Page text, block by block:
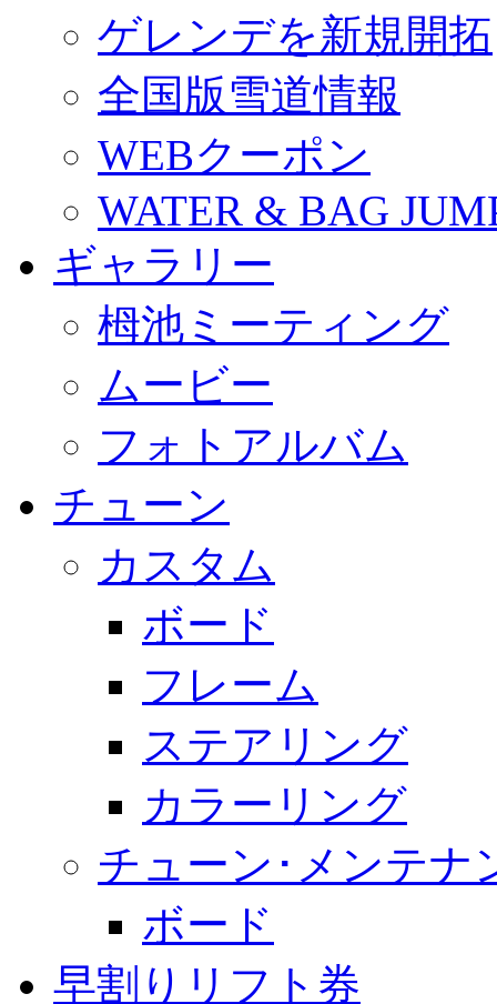
ゲレンデを新規開拓
全国版雪道情報
WEBクーポン
WATER & BAG
ギャラリー
栂池ミーティング
ムービー
フォトアルバム
チューン
カスタム
ボード
フレーム
ステアリング
カラーリング
チューン･メンテナ
ボード
早割りリフト券